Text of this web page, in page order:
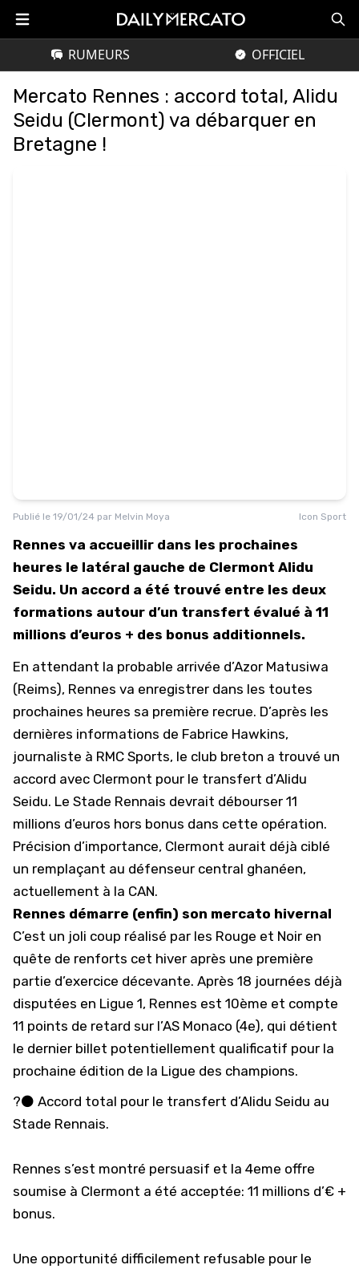
RUMEURS OFFICIEL
Mercato Rennes : accord total, Alidu
Seidu (Clermont) va débarquer en
Bretagne !
Publié le 19/01/24 par Melvin Moya Icon Sport
Rennes va accueillir dans les prochaines
heures le latéral gauche de Clermont Alidu
Seidu. Un accord a été trouvé entre les deux
formations autour d’un transfert évalué à 11
millions d’euros + des bonus additionnels.
En attendant la probable arrivée d’Azor Matusiwa
(Reims), Rennes va enregistrer dans les toutes
prochaines heures sa première recrue. D’après les
dernières informations de Fabrice Hawkins,
journaliste à RMC Sports, le club breton a trouvé un
accord avec Clermont pour le transfert d’Alidu
Seidu. Le Stade Rennais devrait débourser 11
millions d’euros hors bonus dans cette opération.
Précision d’importance, Clermont aurait déjà ciblé
un remplaçant au défenseur central ghanéen,
actuellement à la CAN.
Rennes démarre (enfin) son mercato hivernal
C’est un joli coup réalisé par les Rouge et Noir en
quête de renforts cet hiver après une première
partie d’exercice décevante. Après 18 journées déjà
disputées en Ligue 1, Rennes est 10ème et compte
11 points de retard sur l’AS Monaco (4e), qui détient
le dernier billet potentiellement qualificatif pour la
prochaine édition de la Ligue des champions.
?⚫️ Accord total pour le transfert d’Alidu Seidu au
Stade Rennais.
Rennes s’est montré persuasif et la 4eme offre
soumise à Clermont a été acceptée: 11 millions d’€ +
bonus.
Une opportunité difficilement refusable pour le